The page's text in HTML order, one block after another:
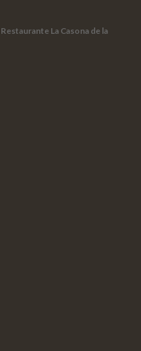
La Casona de la